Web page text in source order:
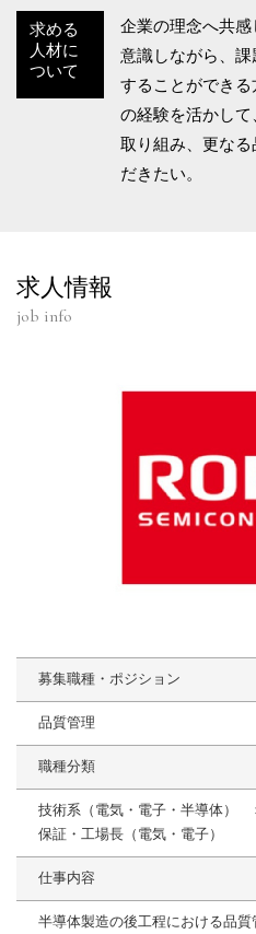
求める
人材に
ついて
企業の理念へ共
意識しながら、
することができ
の経験を活かし
取り組み、更な
だきたい。
求人情報
job info
募集職種・ポジション
品質管理
職種分類
技術系（電気・電子・半導体）
保証・工場長（電気・電子）
仕事内容
半導体製造の後工程における品